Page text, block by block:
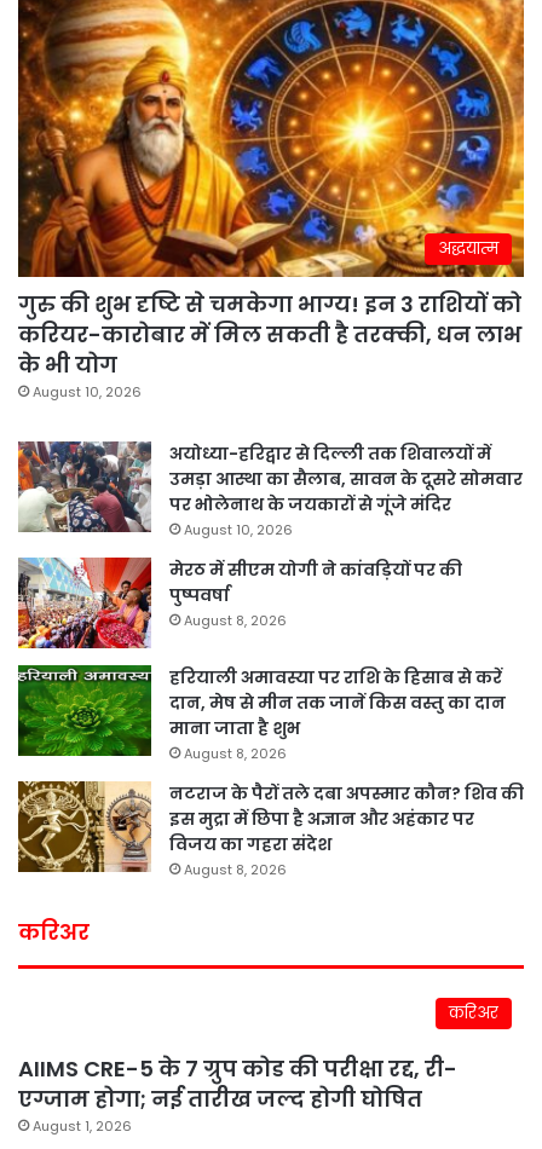
अद्धयात्म
गुरु की शुभ दृष्टि से चमकेगा भाग्य! इन 3 राशियों को
करियर-कारोबार में मिल सकती है तरक्की, धन लाभ
के भी योग
August 10, 2026
अयोध्या-हरिद्वार से दिल्ली तक शिवालयों में
उमड़ा आस्था का सैलाब, सावन के दूसरे सोमवार
पर भोलेनाथ के जयकारों से गूंजे मंदिर
August 10, 2026
मेरठ में सीएम योगी ने कांवड़ियों पर की
पुष्पवर्षा
August 8, 2026
हरियाली अमावस्या पर राशि के हिसाब से करें
दान, मेष से मीन तक जानें किस वस्तु का दान
माना जाता है शुभ
August 8, 2026
नटराज के पैरों तले दबा अपस्मार कौन? शिव की
इस मुद्रा में छिपा है अज्ञान और अहंकार पर
विजय का गहरा संदेश
August 8, 2026
करिअर
करिअर
AIIMS CRE-5 के 7 ग्रुप कोड की परीक्षा रद्द, री-
एग्जाम होगा; नई तारीख जल्द होगी घोषित
August 1, 2026